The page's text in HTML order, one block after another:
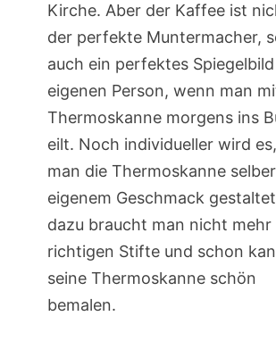
Kirche. Aber der Kaffee ist
der perfekte Muntermacher,
auch ein perfektes
eigenen Person, wenn man
Thermoskanne morgens ins
eilt. Noch individueller wird
man die Thermoskanne
eigenem Geschmack
dazu braucht man nicht mehr
richtigen Stifte und schon
seine Thermoskanne schön
bemalen.